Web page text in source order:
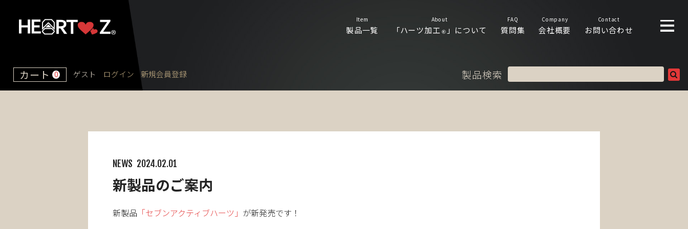
Item
製品一覧
About
「ハーツ加工 Ⓡ 」について
FAQ
質問集
Company
会社概要
Contact
お問い合わせ
カート 0 ゲスト ログイン 新規会員登録 製品検索
NEWS 2024.02.01
新製品のご案内
新製品 「セブンアクティブハーツ」 が新発売です！